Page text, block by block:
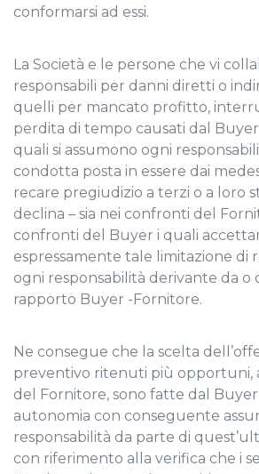
conformarsi ad essi.
La Società e le persone che vi
responsabili per danni diretti o
quelli per mancato profitto,
perdita di tempo causati dal
quali si assumono ogni
condotta posta in essere dai
recare pregiudizio a terzi o a loro
declina – sia nei confronti del
confronti del Buyer i quali
espressamente tale limitazione di
ogni responsabilità derivante da o
rapporto Buyer -Fornitore.
Ne consegue che la scelta
preventivo ritenuti più opportuni,
del Fornitore, sono fatte dal
autonomia con conseguente
responsabilità da parte di
con riferimento alla verifica che i